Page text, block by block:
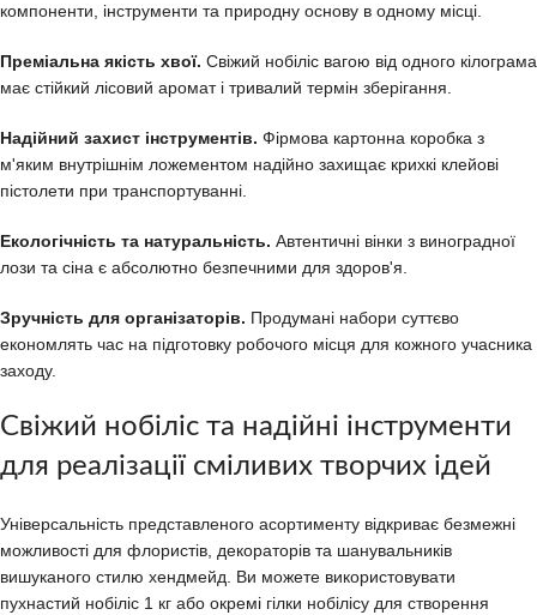
компоненти, інструменти та природну основу в одному місці.
Преміальна якість хвої. Свіжий нобіліс вагою від одного кілограма
має стійкий лісовий аромат і тривалий термін зберігання.
Надійний захист інструментів. Фірмова картонна коробка з
м'яким внутрішнім ложементом надійно захищає крихкі клейові
пістолети при транспортуванні.
Екологічність та натуральність. Автентичні вінки з виноградної
лози та сіна є абсолютно безпечними для здоров'я.
Зручність для організаторів. Продумані набори суттєво
економлять час на підготовку робочого місця для кожного учасника
заходу.
Свіжий нобіліс та надійні інструменти
для реалізації сміливих творчих ідей
Універсальність представленого асортименту відкриває безмежні
можливості для флористів, декораторів та шанувальників
вишуканого стилю хендмейд. Ви можете використовувати
пухнастий нобіліс 1 кг або окремі гілки нобілісу для створення